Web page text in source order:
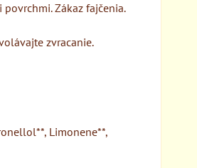
Zákaz fajčenia.
zvracanie.
Limonene**,